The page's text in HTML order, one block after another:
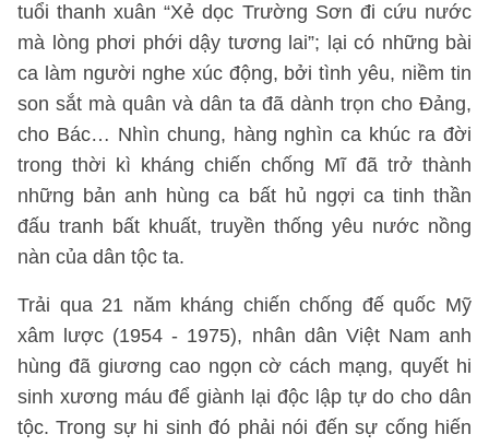
tuổi thanh xuân “Xẻ dọc Trường Sơn đi cứu nước
mà lòng phơi phới dậy tương lai”; lại có những bài
ca làm người nghe xúc động, bởi tình yêu, niềm tin
son sắt mà quân và dân ta đã dành trọn cho Đảng,
cho Bác… Nhìn chung, hàng nghìn ca khúc ra đời
trong thời kì kháng chiến chống Mĩ đã trở thành
những bản anh hùng ca bất hủ ngợi ca tinh thần
đấu tranh bất khuất, truyền thống yêu nước nồng
nàn của dân tộc ta.
Trải qua 21 năm kháng chiến chống đế quốc Mỹ
xâm lược (1954 - 1975), nhân dân Việt Nam anh
hùng đã giương cao ngọn cờ cách mạng, quyết hi
sinh xương máu để giành lại độc lập tự do cho dân
tộc. Trong sự hi sinh đó phải nói đến sự cống hiến